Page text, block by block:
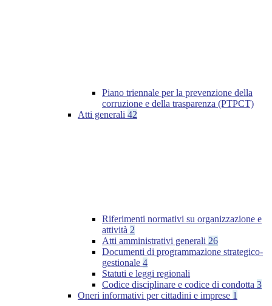
Piano triennale per la prevenzione della
corruzione e della trasparenza (PTPCT)
Atti generali 42
Riferimenti normativi su organizzazione e
attività 2
Atti amministrativi generali 26
Documenti di programmazione strategico-
gestionale 4
Statuti e leggi regionali
Codice disciplinare e codice di condotta 3
Oneri informativi per cittadini e imprese 1